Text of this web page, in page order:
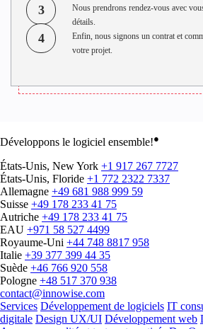
3
Nous prendrons rendez-vous avec
détails.
4
Enfin, nous signons un contrat et
votre projet.
Développons le logiciel ensemble!●
États-Unis, New York +1 917 267 7727
États-Unis, Floride +1 772 2322 7337
Allemagne +49 681 988 999 59
Suisse +49 178 233 41 75
Autriche +49 178 233 41 75
EAU +971 58 527 4499
Royaume-Uni +44 748 8817 958
Italie +39 377 399 44 35
Suède +46 766 920 558
Pologne +48 517 370 938
contact@innowise.com
Services Développement de logiciels IT
digitale Design UX/UI Développement web